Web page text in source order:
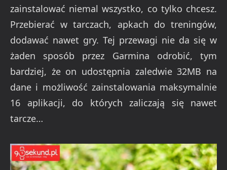
zainstalować niemal wszystko, co tylko chcesz.
Przebierać w tarczach, apkach do treningów,
dodawać nawet gry. Tej przewagi nie da się w
żaden sposób przez Garmina odrobić, tym
bardziej, że on udostępnia zaledwie 32MB na
dane i możliwość zainstalowania maksymalnie
16 aplikacji, do których zaliczają się nawet
tarcze…